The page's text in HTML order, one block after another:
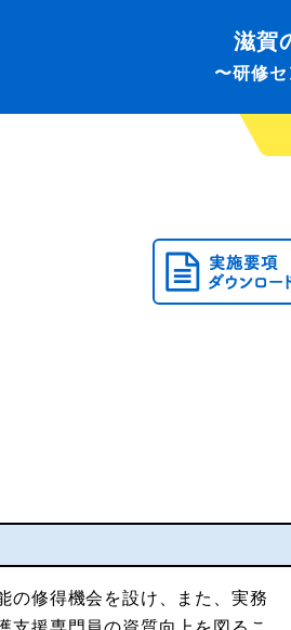
滋賀
〜研修
の修得機会を設け、また、実務